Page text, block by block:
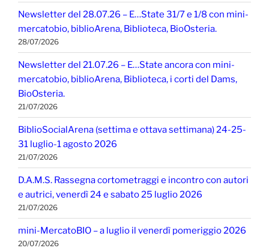
Newsletter del 28.07.26 – E…State 31/7 e 1/8 con mini-
mercatobio, biblioArena, Biblioteca, BioOsteria.
28/07/2026
Newsletter del 21.07.26 – E…State ancora con mini-
mercatobio, biblioArena, Biblioteca, i corti del Dams,
BioOsteria.
21/07/2026
BiblioSocialArena (settima e ottava settimana) 24-25-
31 luglio-1 agosto 2026
21/07/2026
D.A.M.S. Rassegna cortometraggi e incontro con autori
e autrici, venerdì 24 e sabato 25 luglio 2026
21/07/2026
mini-MercatoBIO – a luglio il venerdì pomeriggio 2026
20/07/2026